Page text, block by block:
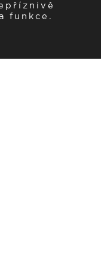
funkce.
lištu GDPR